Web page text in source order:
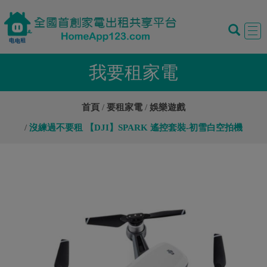
我要租家電
首頁 要租家電 娛樂遊戲
沒練過不要租 【DJI】SPARK 遙控套裝-初雪白空拍機